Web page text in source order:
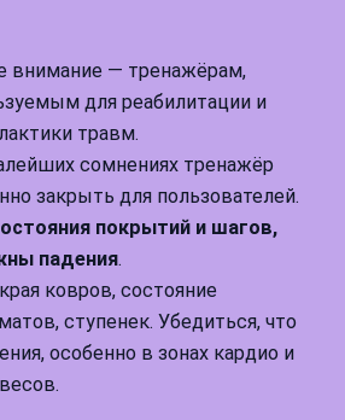
внимание — тренажёрам,
для реабилитации и
травм.
сомнениях тренажёр
закрыть для пользователей.
покрытий и шагов,
падения.
ковров, состояние
ступенек. Убедиться, что
особенно в зонах кардио и